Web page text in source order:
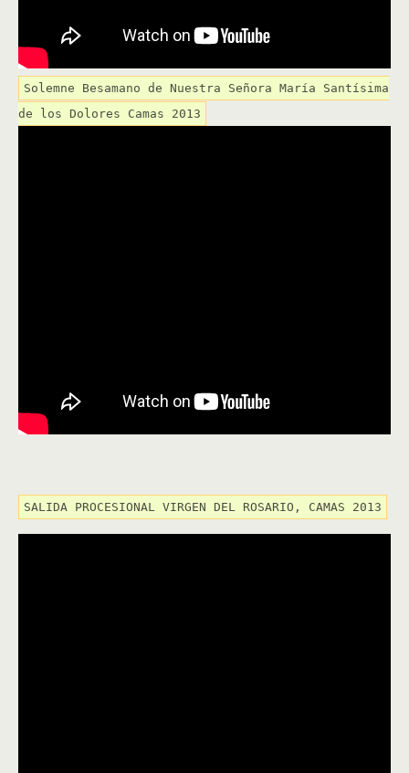
Solemne Besamano de Nuestra Señora María Santísima
de los Dolores Camas 2013
SALIDA PROCESIONAL VIRGEN DEL ROSARIO, CAMAS 2013